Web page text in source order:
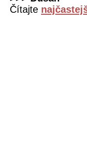
Čítajte